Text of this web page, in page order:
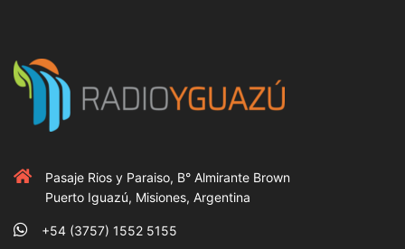
Pasaje Rios y Paraiso, B° Almirante Brown
Puerto Iguazú, Misiones, Argentina
+54 (3757) 1552 5155